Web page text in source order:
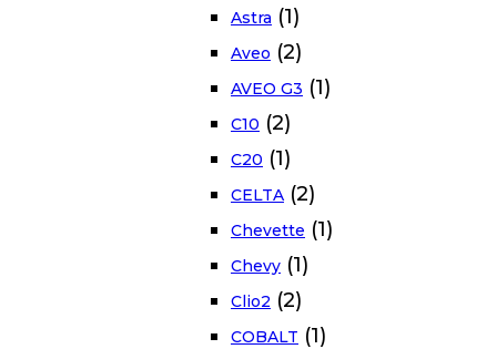
Astra (1)
Aveo (2)
AVEO G3 (1)
C10 (2)
C20 (1)
CELTA (2)
Chevette (1)
Chevy (1)
Clio2 (2)
COBALT (1)